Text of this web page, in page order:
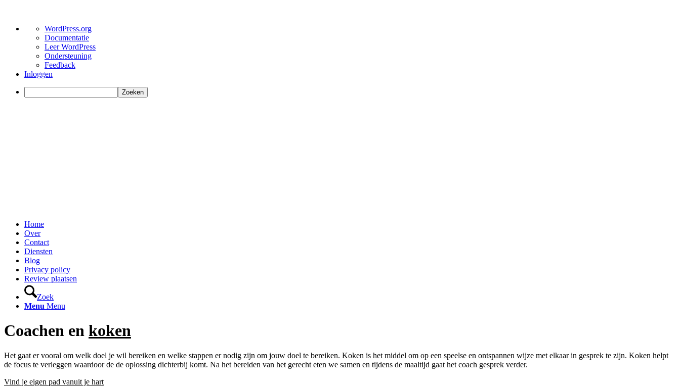
Over
WordPress
WordPress.org
Documentatie
Leer WordPress
Ondersteuning
Feedback
Inloggen
Zoeken
Home
Over
Contact
Diensten
Blog
Privacy policy
Review plaatsen
Zoek
Menu Menu
Coachen en koken
Het gaat er vooral om welk doel je wil bereiken en welke stappen er nodig zijn om jouw doel te bereiken. Koken is het middel om op een speelse en ontspannen wijze met elkaar in gesprek te zijn. Koken helpt
de focus te verleggen waardoor de de oplossing dichterbij komt. Na het bereiden van het gerecht eten we samen en tijdens de maaltijd gaat het coach gesprek verder.
Vind je eigen pad vanuit je hart